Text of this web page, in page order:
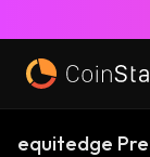
equitedge